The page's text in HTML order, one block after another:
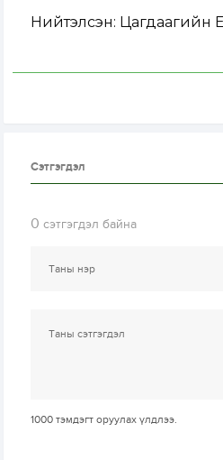
Нийтэлсэн: Цагдаагийн
Сэтгэгдэл
0 сэтгэгдэл байна
1000 тэмдэгт оруулах үлдлээ.